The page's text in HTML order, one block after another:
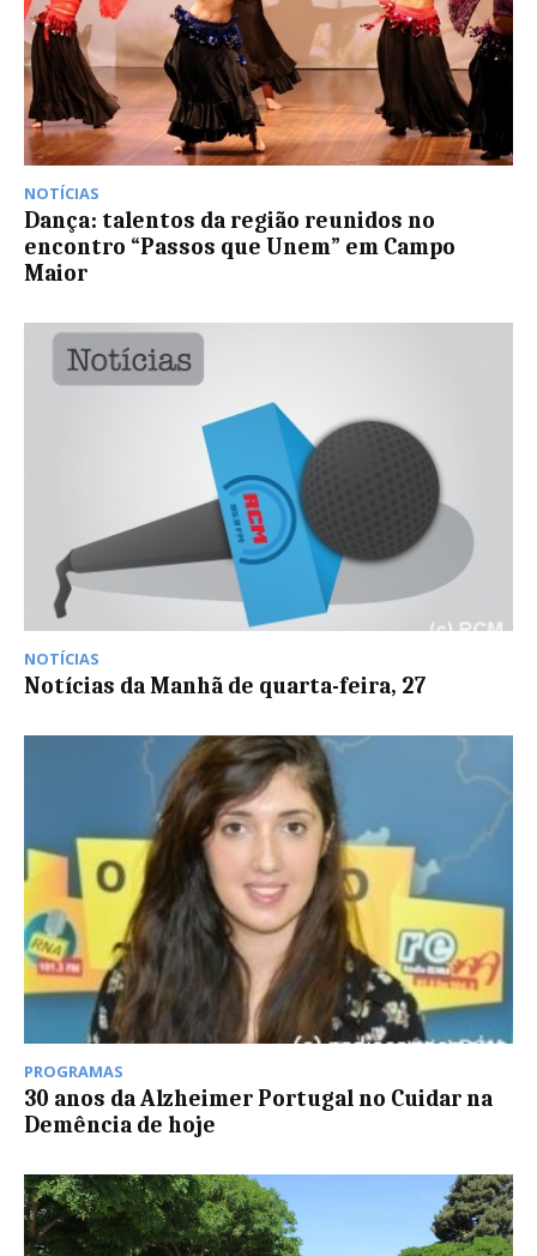
NOTÍCIAS
Dança: talentos da região reunidos no
encontro “Passos que Unem” em Campo
Maior
NOTÍCIAS
Notícias da Manhã de quarta-feira, 27
PROGRAMAS
30 anos da Alzheimer Portugal no Cuidar na
Demência de hoje